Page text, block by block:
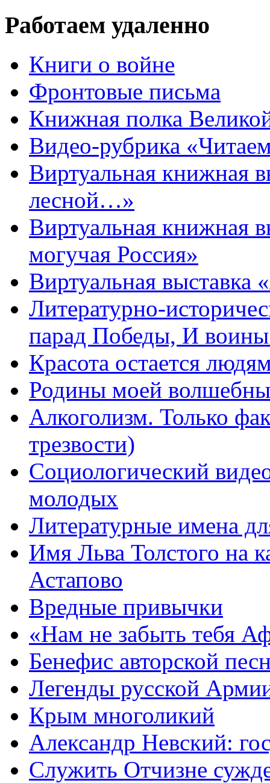
Работаем удаленно
Книги о войне
Фронтовые письма
Книжная полка
Видео-рубрика
Виртуальная книжная
лесной…»
Виртуальная книжная
могучая Россия»
Виртуальная
Литературно-
парад Победы, И
Красота остается
Родины моей
Алкоголизм. Только
трезвости)
Социологический
молодых
Литературные имена
Имя Льва Толстого на
Астапово
Вредные привычки
«Нам не забыть тебя
Бенефис авторской
Легенды русской
Крым многоликий
Александр Невский:
Служить Отчизне